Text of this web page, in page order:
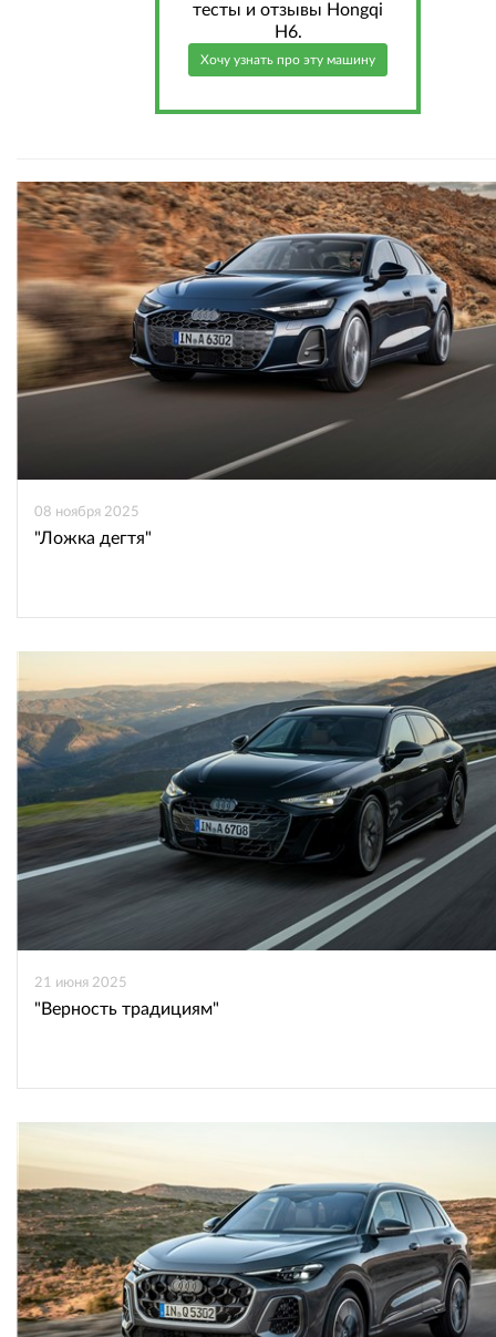
тесты и отзывы Hongqi
H6.
Хочу узнать про эту машину
08 ноября 2025
"Ложка дегтя"
21 июня 2025
"Верность традициям"